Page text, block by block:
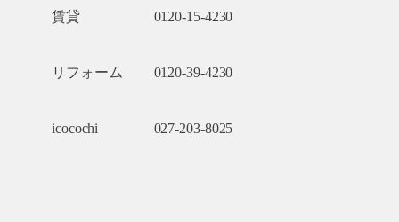
賃貸 0120-15-4230
リフォーム 0120-39-4230
icocochi 027-203-8025